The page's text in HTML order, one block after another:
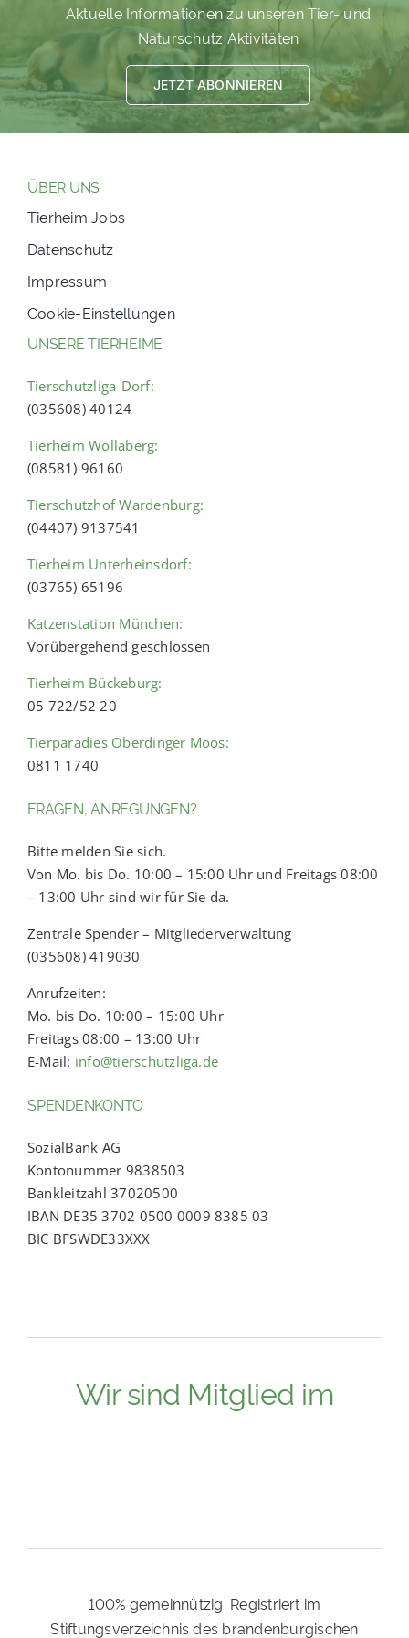
PATENSCHAFTEN
HELFER WERDEN
RATGEBER
Aktuelle Informationen zu unseren Tier- und
Naturschutz Aktivitäten
JETZT ABONNIEREN
ÜBER UNS
Tierheim Jobs
Datenschutz
Impressum
Cookie-Einstellungen
UNSERE TIERHEIME
Tierschutzliga-Dorf:
(035608) 40124
Tierheim Wollaberg:
(08581) 96160
Tierschutzhof Wardenburg:
(04407) 9137541
Tierheim Unterheinsdorf:
(03765) 65196
Katzenstation München:
Vorübergehend geschlossen
Tierheim Bückeburg:
05 722/52 20
Tierparadies Oberdinger Moos:
0811 1740
FRAGEN, ANREGUNGEN?
Bitte melden Sie sich.
Von Mo. bis Do. 10:00 – 15:00 Uhr und Freitags 08:00
– 13:00 Uhr sind wir für Sie da.
Zentrale Spender – Mitgliederverwaltung
(035608) 419030
Anrufzeiten:
Mo. bis Do. 10:00 – 15:00 Uhr
Freitags 08:00 – 13:00 Uhr
E-Mail: info@tierschutzliga.de
SPENDENKONTO
SozialBank AG
Kontonummer 9838503
Bankleitzahl 37020500
IBAN DE35 3702 0500 0009 8385 03
BIC BFSWDE33XXX
Wir sind Mitglied im
100% gemeinnützig. Registriert im
Stiftungsverzeichnis des brandenburgischen